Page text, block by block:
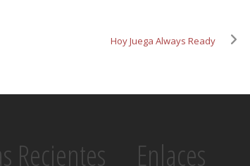
Hoy Juega Always Ready
Recientes Enlaces